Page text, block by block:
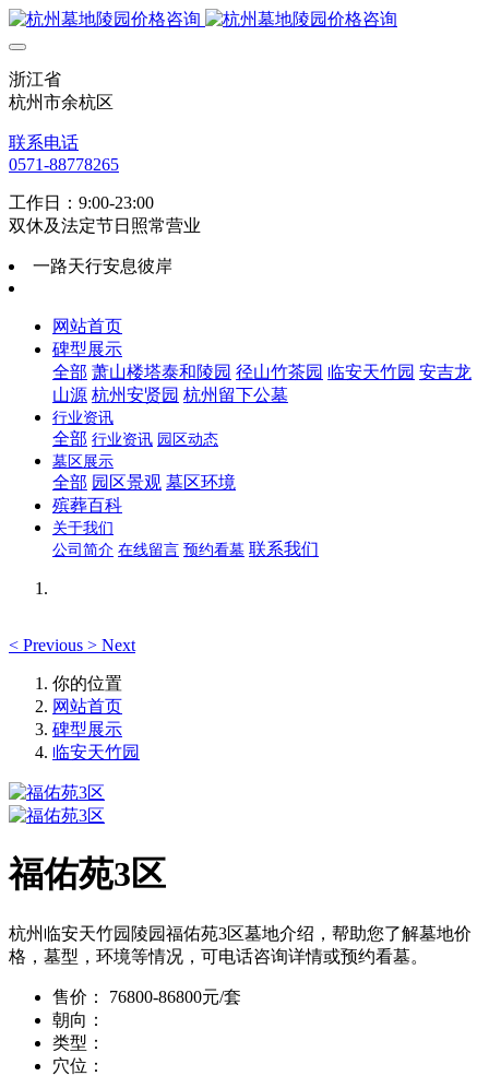
浙江省
杭州市余杭区
联系电话
0571-88778265
工作日：9:00-23:00
双休及法定节日照常营业
一路天行安息彼岸
网站首页
碑型展示
全部 萧山楼塔泰和陵园 径山竹茶园 临安天竹园 安吉龙
山源 杭州安贤园 杭州留下公墓
行业资讯
全部 行业资讯 园区动态
墓区展示
全部 园区景观 墓区环境
殡葬百科
关于我们
公司简介 在线留言 预约看墓 联系我们
< Previous > Next
你的位置
网站首页
碑型展示
临安天竹园
福佑苑3区
杭州临安天竹园陵园福佑苑3区墓地介绍，帮助您了解墓地价
格，墓型，环境等情况，可电话咨询详情或预约看墓。
售价：
76800-86800元/套
朝向：
类型：
穴位：